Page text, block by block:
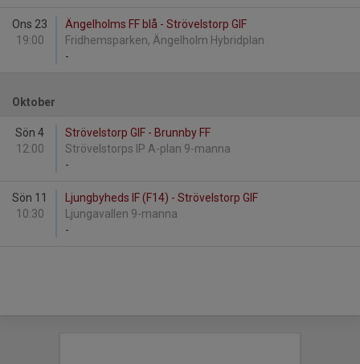
Ons 23
19:00
Ängelholms FF blå - Strövelstorp GIF
Fridhemsparken, Ängelholm Hybridplan
-
Oktober
Sön 4
12:00
Strövelstorp GIF - Brunnby FF
Strövelstorps IP A-plan 9-manna
-
Sön 11
10:30
Ljungbyheds IF (F14) - Strövelstorp GIF
Ljungavallen 9-manna
-